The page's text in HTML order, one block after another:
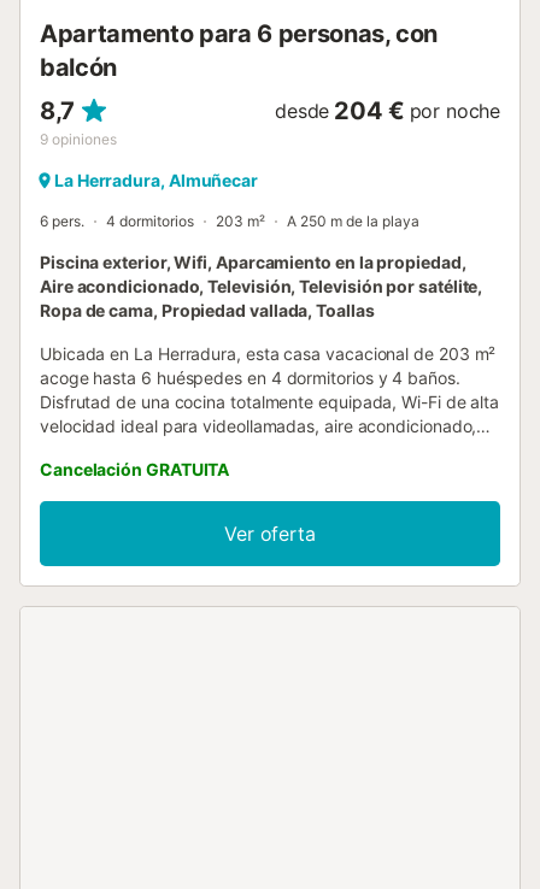
Apartamento para 6 personas, con
balcón
8,7
9 opiniones
desde 204 € por noche
La Herradura, Almuñecar
6 pers. 4 dormitorios 203 m² A 250 m de la playa
Piscina exterior, Wifi, Aparcamiento en la propiedad,
Aire acondicionado, Televisión, Televisión por satélite,
Ropa de cama, Propiedad vallada, Toallas
Ubicada en La Herradura, esta casa vacacional de 203 m²
acoge hasta 6 huéspedes en 4 dormitorios y 4 baños.
Disfrutad de una cocina totalmente equipada, Wi-Fi de alta
velocidad ideal para videollamadas, aire acondicionado,
Salid al balcón privado o a la terraza descubierta, ambos
con preciosas vistas al mar. La piscina exterior privada
está disponible todo el año, perfecta para relajaros y
desconectar durante vuestra estancia. También tenéis una
barbacoa privada para cocinar al aire libre. Disponéis de
Cancelación GRATUITA
Ver oferta